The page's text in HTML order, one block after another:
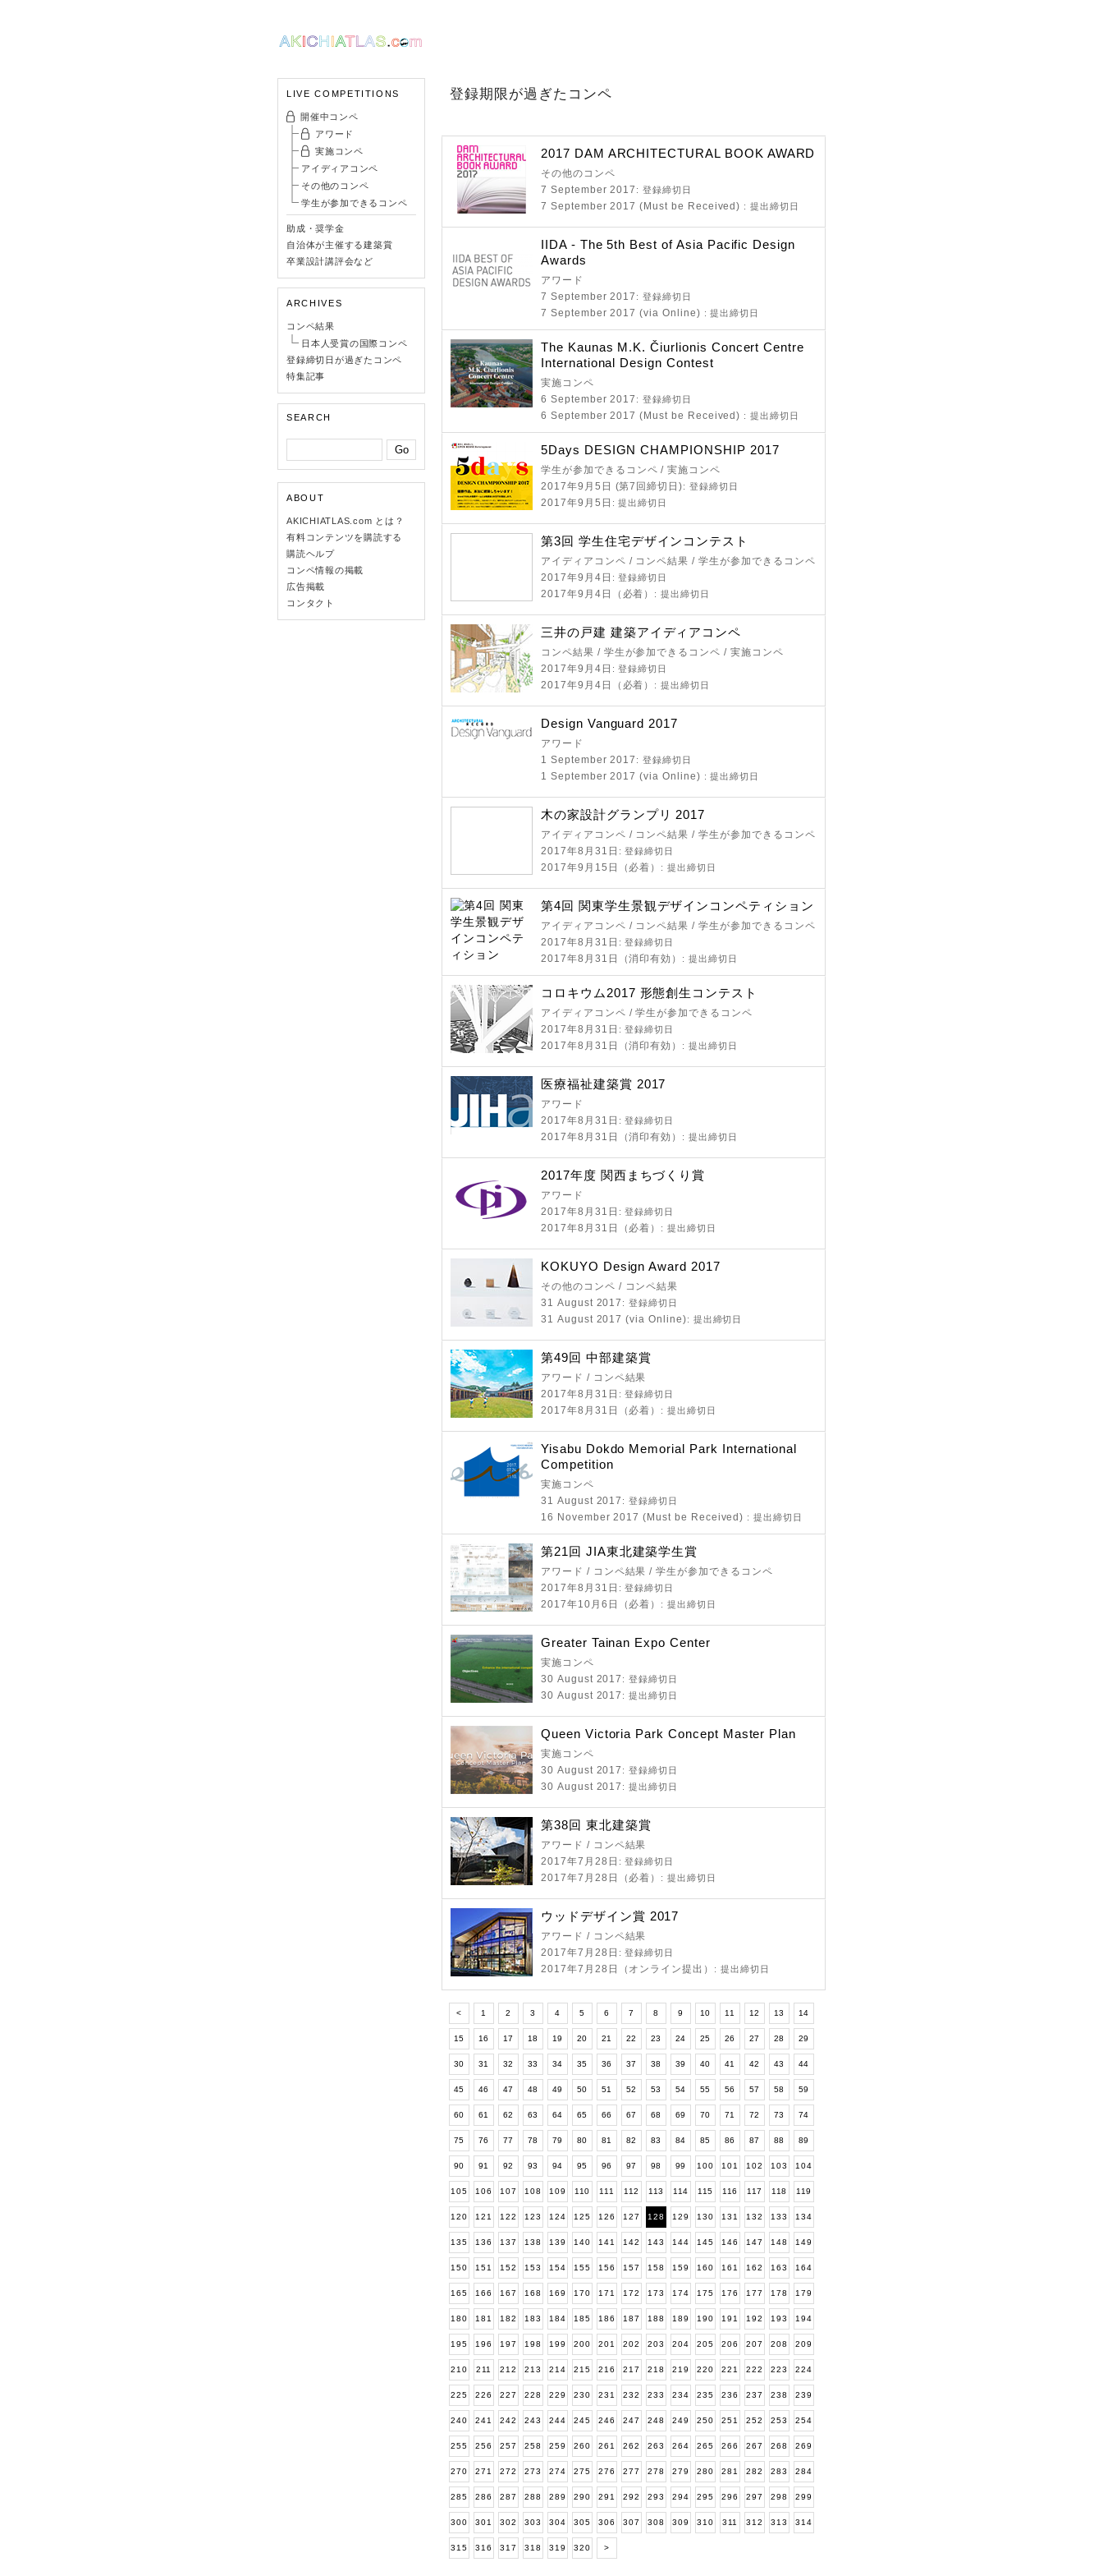
LIVE COMPETITIONS
開催中コンペ
アワード
実施コンペ
アイディアコンペ
その他のコンペ
学生が参加できるコンペ
助成・奨学金
自治体が主催する建築賞
卒業設計講評会など
ARCHIVES
コンペ結果
日本人受賞の国際コンペ
登録締切日が過ぎたコンペ
特集記事
SEARCH
ABOUT
AKICHIATLAS.com とは？
有料コンテンツを購読する
購読ヘルプ
コンペ情報の掲載
広告掲載
コンタクト
登録期限が過ぎたコンペ
2017 DAM ARCHITECTURAL BOOK AWARD
その他のコンペ
7 September 2017 : 登録締切日
7 September 2017 (Must be Received) : 提出締切日
IIDA - The 5th Best of Asia Pacific Design
Awards
アワード
7 September 2017 : 登録締切日
7 September 2017 (via Online) : 提出締切日
The Kaunas M.K. Čiurlionis Concert Centre
International Design Contest
実施コンペ
6 September 2017 : 登録締切日
6 September 2017 (Must be Received) : 提出締切日
5Days DESIGN CHAMPIONSHIP 2017
学生が参加できるコンペ / 実施コンペ
2017年9月5日 (第7回締切日): 登録締切日
2017年9月5日 : 提出締切日
第3回 学生住宅デザインコンテスト
アイディアコンペ / コンペ結果 / 学生が参加できるコンペ
2017年9月4日 : 登録締切日
2017年9月4日（必着） : 提出締切日
三井の戸建 建築アイディアコンペ
コンペ結果 / 学生が参加できるコンペ / 実施コンペ
2017年9月4日 : 登録締切日
2017年9月4日（必着） : 提出締切日
Design Vanguard 2017
アワード
1 September 2017 : 登録締切日
1 September 2017 (via Online) : 提出締切日
木の家設計グランプリ 2017
アイディアコンペ / コンペ結果 / 学生が参加できるコンペ
2017年8月31日 : 登録締切日
2017年9月15日（必着） : 提出締切日
第4回 関東学生景観デザインコンペティション
アイディアコンペ / コンペ結果 / 学生が参加できるコンペ
2017年8月31日 : 登録締切日
2017年8月31日（消印有効） : 提出締切日
コロキウム2017 形態創生コンテスト
アイディアコンペ / 学生が参加できるコンペ
2017年8月31日 : 登録締切日
2017年8月31日（消印有効） : 提出締切日
医療福祉建築賞 2017
アワード
2017年8月31日 : 登録締切日
2017年8月31日（消印有効） : 提出締切日
2017年度 関西まちづくり賞
アワード
2017年8月31日 : 登録締切日
2017年8月31日（必着） : 提出締切日
KOKUYO Design Award 2017
その他のコンペ / コンペ結果
31 August 2017 : 登録締切日
31 August 2017 (via Online): 提出締切日
第49回 中部建築賞
アワード / コンペ結果
2017年8月31日 : 登録締切日
2017年8月31日（必着） : 提出締切日
Yisabu Dokdo Memorial Park International
Competition
実施コンペ
31 August 2017 : 登録締切日
16 November 2017 (Must be Received) : 提出締切日
第21回 JIA東北建築学生賞
アワード / コンペ結果 / 学生が参加できるコンペ
2017年8月31日 : 登録締切日
2017年10月6日（必着） : 提出締切日
Greater Tainan Expo Center
実施コンペ
30 August 2017 : 登録締切日
30 August 2017 : 提出締切日
Queen Victoria Park Concept Master Plan
実施コンペ
30 August 2017 : 登録締切日
30 August 2017 : 提出締切日
第38回 東北建築賞
アワード / コンペ結果
2017年7月28日 : 登録締切日
2017年7月28日（必着） : 提出締切日
ウッドデザイン賞 2017
アワード / コンペ結果
2017年7月28日 : 登録締切日
2017年7月28日（オンライン提出） : 提出締切日
< 1 2 3 4 5 6 7 8 9 10 11 12 13 14
15 16 17 18 19 20 21 22 23 24 25 26 27 28 29
30 31 32 33 34 35 36 37 38 39 40 41 42 43 44
45 46 47 48 49 50 51 52 53 54 55 56 57 58 59
60 61 62 63 64 65 66 67 68 69 70 71 72 73 74
75 76 77 78 79 80 81 82 83 84 85 86 87 88 89
90 91 92 93 94 95 96 97 98 99 100 101 102 103 104
105 106 107 108 109 110 111 112 113 114 115 116 117 118 119
120 121 122 123 124 125 126 127 128 129 130 131 132 133 134
135 136 137 138 139 140 141 142 143 144 145 146 147 148 149
150 151 152 153 154 155 156 157 158 159 160 161 162 163 164
165 166 167 168 169 170 171 172 173 174 175 176 177 178 179
180 181 182 183 184 185 186 187 188 189 190 191 192 193 194
195 196 197 198 199 200 201 202 203 204 205 206 207 208 209
210 211 212 213 214 215 216 217 218 219 220 221 222 223 224
225 226 227 228 229 230 231 232 233 234 235 236 237 238 239
240 241 242 243 244 245 246 247 248 249 250 251 252 253 254
255 256 257 258 259 260 261 262 263 264 265 266 267 268 269
270 271 272 273 274 275 276 277 278 279 280 281 282 283 284
285 286 287 288 289 290 291 292 293 294 295 296 297 298 299
300 301 302 303 304 305 306 307 308 309 310 311 312 313 314
315 316 317 318 319 320 >